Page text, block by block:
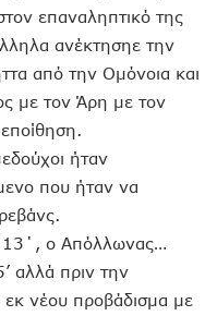
επαναληπτικό της
ανέκτησηε την
από την Ομόνοια και
με τον Άρη με τον
ήταν
που ήταν να
13΄, ο Απόλλωνας…
αλλά πριν την
νέου προβάδισμα με